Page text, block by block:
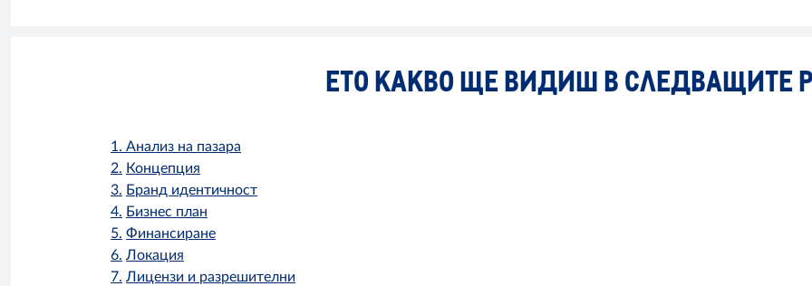
ЕТО КАКВО ЩЕ ВИДИШ В СЛЕДВАЩИТЕ
1. Анализ на пазара
2. Концепция
3. Бранд идентичност
4. Бизнес план
5. Финансиране
6. Локация
7. Лицензи и разрешителни